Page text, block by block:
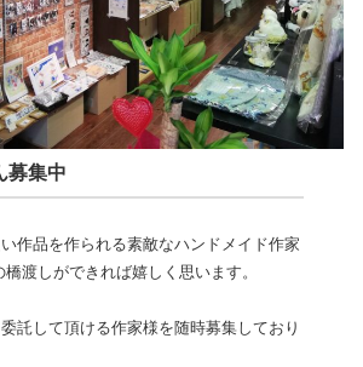
募集中
作品を作られる素敵なハンドメイド作家
渡しができれば嬉しく思います。
託して頂ける作家様を随時募集しており